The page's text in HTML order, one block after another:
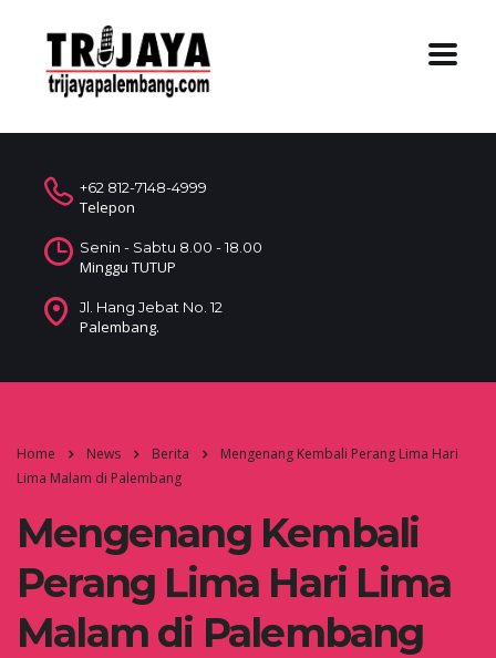
+62 812-7148-4999
Telepon
Senin - Sabtu 8.00 - 18.00
Minggu TUTUP
Jl. Hang Jebat No. 12
Palembang.
Home News Berita
Mengenang Kembali Perang Lima Hari
Lima Malam di Palembang
Mengenang Kembali
Perang Lima Hari Lima
Malam di Palembang